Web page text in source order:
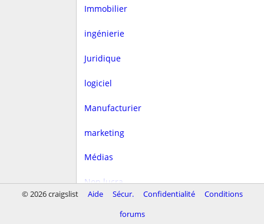
Immobilier
ingénierie
Juridique
logiciel
Manufacturier
marketing
Médias
Non lucra.
© 2026 craigslist Aide Sécur. Confidentialité
Conditions
forums